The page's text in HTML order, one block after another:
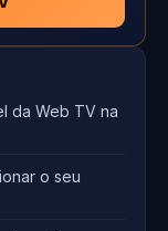
da Web TV na
o seu